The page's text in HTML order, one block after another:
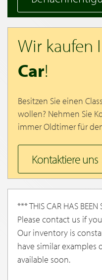
Wir kaufen
Car!
Besitzen Sie einen
wollen? Nehmen Sie
immer Oldtimer für
Kontaktiere uns
*** THIS CAR HAS
Please contact us if
Our inventory is
have similar
available soon.